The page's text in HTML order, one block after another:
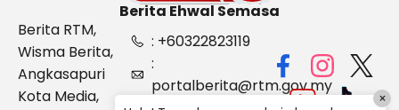
Berita Ehwal Semasa
Berita RTM,
Wisma Berita,
Angkasapuri
Kota Media,
: +60322823119
:
portalberita@rtm.gov.my
×